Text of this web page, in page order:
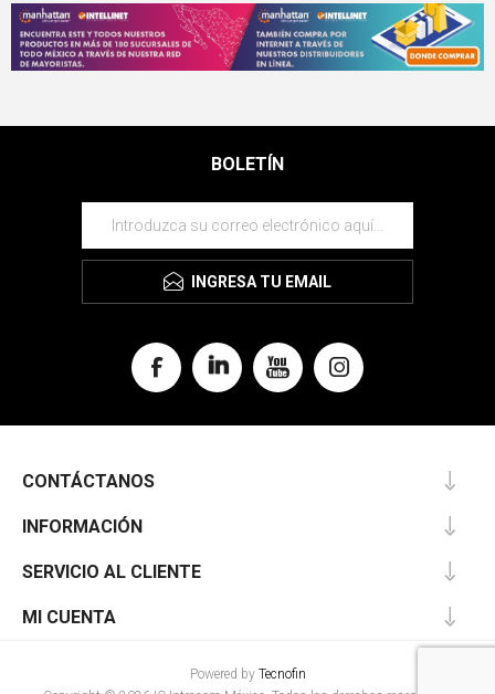
BOLETÍN
INGRESA TU EMAIL
CONTÁCTANOS
INFORMACIÓN
SERVICIO AL CLIENTE
MI CUENTA
Powered by Tecnofin